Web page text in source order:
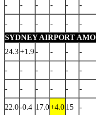
- - - - - -
- - - - - -
SYDNEY AIRPORT AMO
24.3+1.9- - - -
- - - - - -
- - - - - -
22.0-0.4 17.0+4.0 15 -